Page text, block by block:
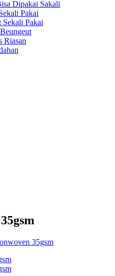
Dipakai Sakali
Pakai
Pakai
Riasan